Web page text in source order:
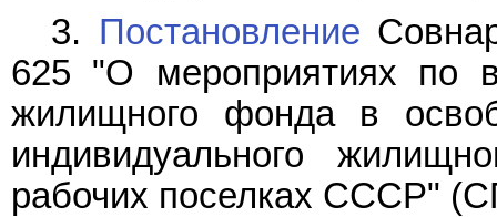
3. Постановление
625 "О мероприятиях по
жилищного фонда в
индивидуального
рабочих поселках СССР"